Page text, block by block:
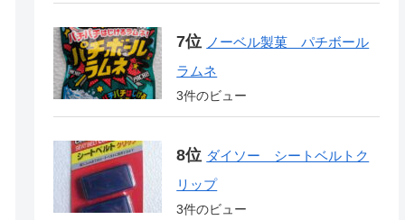
ノーベル製菓 パチボール
ラムネ
3件のビュー
ダイソー シートベルトク
リップ
3件のビュー